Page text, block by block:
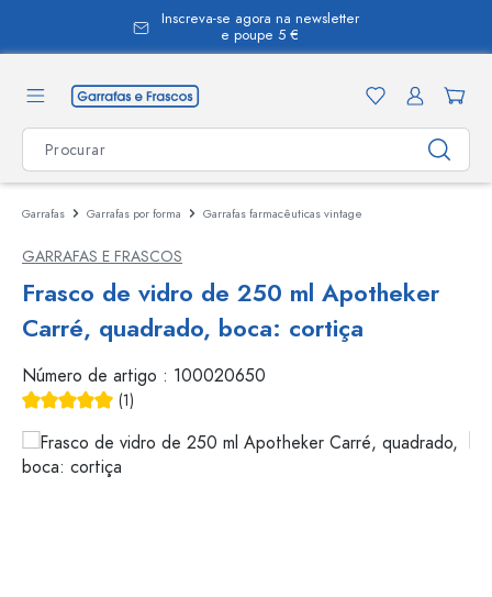
Inscreva-se agora na newsletter
e poupe 5 €
Garrafas Garrafas por forma Garrafas farmacêuticas vintage
GARRAFAS E FRASCOS
Frasco de vidro de 250 ml Apotheker
Carré, quadrado, boca: cortiça
Número de artigo : 100020650
(1)